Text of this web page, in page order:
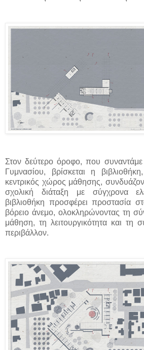
Στον δεύτερο όροφο, που
Γυμνασίου, βρίσκεται η
κεντρικός χώρος μάθησης,
σχολική διάταξη με σύγχρονα
βιβλιοθήκη προσφέρει προστασία
βόρειο άνεμο, ολοκληρώνοντας τη
μάθηση, τη λειτουργικότητα και τη
περιβάλλον.